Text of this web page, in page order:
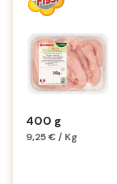
400 g
9,25 € / Kg